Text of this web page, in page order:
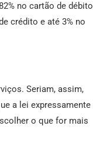
no cartão de débito
crédito e até 3% no
Seriam, assim,
a lei expressamente
o que for mais